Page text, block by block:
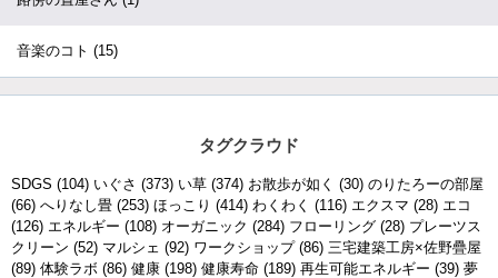
音楽のコト (15)
タグクラウド
SDGS (104) いぐさ (373) い草 (374) お散歩が如く (30) のりたろーの部屋
(66) へりなし畳 (253) ほっこり (414) わくわく (116) エクスマ (28) エコ
(126) エネルギー (108) オーガニック (284) フローリング (28) プレーツス
クリーン (52) マルシェ (92) ワークショップ(86) 三宅建築工房×佐野疊屋
(89) 体験ラボ (86) 健康 (198) 健康寿命 (189) 再生可能エネルギー (39) 夢